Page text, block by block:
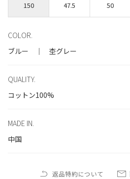
150 47.5 50
COLOR.
ブルー ｜ 杢グレー
QUALITY.
コットン100%
MADE IN.
中国
返品特約について